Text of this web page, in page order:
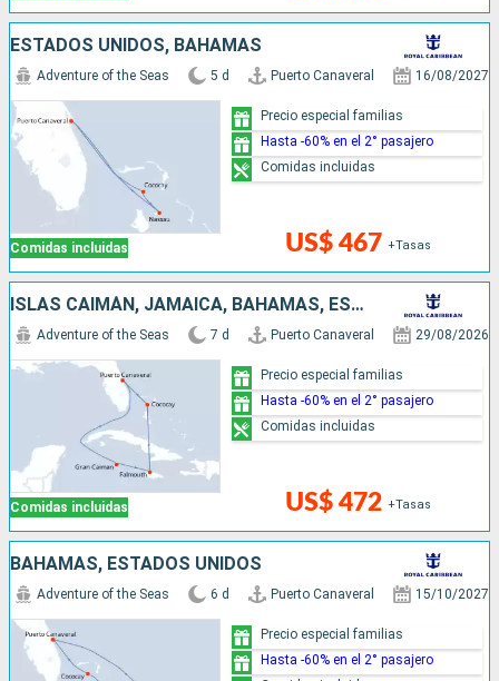
ESTADOS UNIDOS, BAHAMAS
Comidas incluidas
Adventure of the Seas 5 d Puerto Canaveral 16/08/2027
US$ 467 +Tasas
Precio especial familias
Hasta -60% en el 2° pasajero
Comidas incluidas
ISLAS CAIMÁN, JAMAICA, BAHAMAS, ESTADOS UNIDOS
Comidas incluidas
Adventure of the Seas 7 d Puerto Canaveral 29/08/2026
US$ 472 +Tasas
Precio especial familias
Hasta -60% en el 2° pasajero
Comidas incluidas
BAHAMAS, ESTADOS UNIDOS
Adventure of the Seas 6 d Puerto Canaveral 15/10/2027
Precio especial familias
Hasta -60% en el 2° pasajero